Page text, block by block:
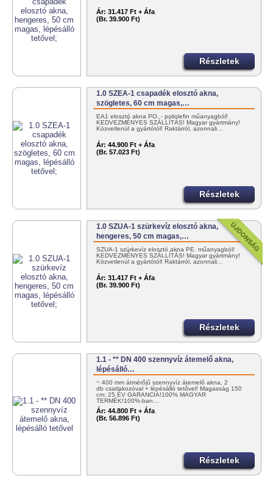
Ár: 31.417 Ft + Áfa
(Br. 39.900 Ft)
Részletek
1.0 SZEA-1 csapadék elosztó akna,
szögletes, 60 cm magas,…
EA1 elosztó akna PO. - poliolefin műanyagból!
KEDVEZMÉNYES SZÁLLÍTÁS! Magyar gyártmány!
Közvetlenül a gyártótól! Raktárról, azonnali…
Ár: 44.900 Ft + Áfa
(Br. 57.023 Ft)
Részletek
1.0 SZUA-1 szürkevíz elosztó akna,
hengeres, 50 cm magas,…
SZUA-1 szürkevíz elosztó akna PE. műanyagból!
KEDVEZMÉNYES SZÁLLÍTÁS! Magyar gyártmány!
Közvetlenül a gyártótól! Raktárról, azonnali…
Ár: 31.417 Ft + Áfa
(Br. 39.900 Ft)
Részletek
1.1 - ** DN 400 szennyvíz átemelő akna,
lépésálló…
~ 400 mm átmérőjű szennyvíz átemelő akna, 2
db csatlakozóval + lépésálló tetővel! Magasság 150
cm; 25 ÉV GARANCIA!100% MAGYAR
TERMÉK!100%-ban…
Ár: 44.800 Ft + Áfa
(Br. 56.896 Ft)
Részletek